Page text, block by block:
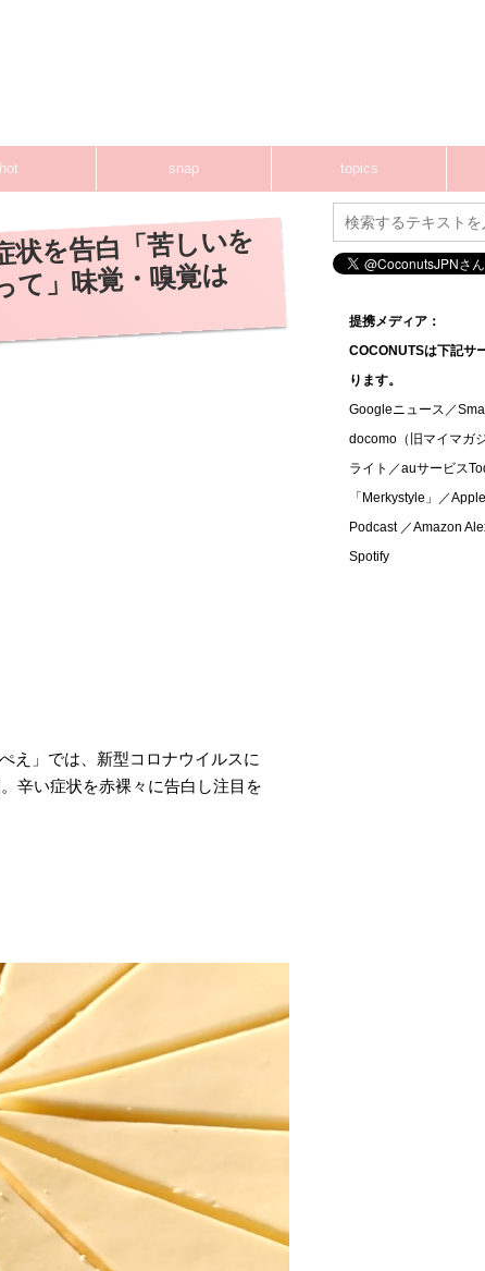
hot snap topics
を告白「苦しいを
」味覚・嗅覚は
え」では、新型コロナウイルスに
辛い症状を赤裸々に告白し注目を
提携メディア：
COCONUTSは下記サ
ります。
Googleニュース／
docomo（旧マイマガ
ライト／auサービス
「Merkystyle」／
Podcast ／Amazon
Spotify